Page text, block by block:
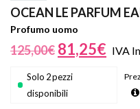
OCEAN LE PARFUM
Profumo uomo
125,00€ 81,25€ IVA
Solo 2 pezzi
disponibili